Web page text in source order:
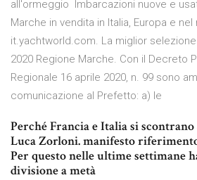
all'ormeggio Imbarcazioni nuove e
Marche in vendita in Italia, Europa e
it.yachtworld.com. La miglior
2020 Regione Marche. Con il Decreto
Regionale 16 aprile 2020, n. 99 sono
comunicazione al Prefetto: a) le
Perché Francia e Italia si
Luca Zorloni. manifesto
Per questo nelle ultime settimane
divisione a metà